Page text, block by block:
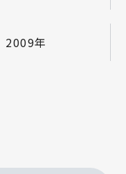
2009年